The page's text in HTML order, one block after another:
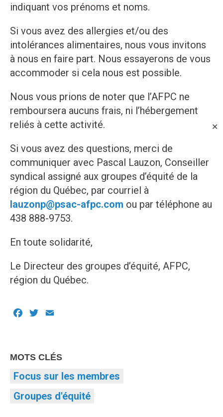
✕
indiquant vos prénoms et noms.
Si vous avez des allergies et/ou des
intolérances alimentaires, nous vous invitons
à nous en faire part. Nous essayerons de vous
accommoder si cela nous est possible.
Nous vous prions de noter que l’AFPC ne
remboursera aucuns frais, ni l’hébergement
reliés à cette activité.
Si vous avez des questions, merci de
communiquer avec Pascal Lauzon, Conseiller
syndical assigné aux groupes d’équité de la
région du Québec, par courriel à
lauzonp@psac-afpc.com ou par téléphone au
438 888-9753.
En toute solidarité,
Le Directeur des groupes d’équité, AFPC,
région du Québec.
Facebook
Twitter
MOTS CLÉS
Focus sur les membres
Groupes d'équité